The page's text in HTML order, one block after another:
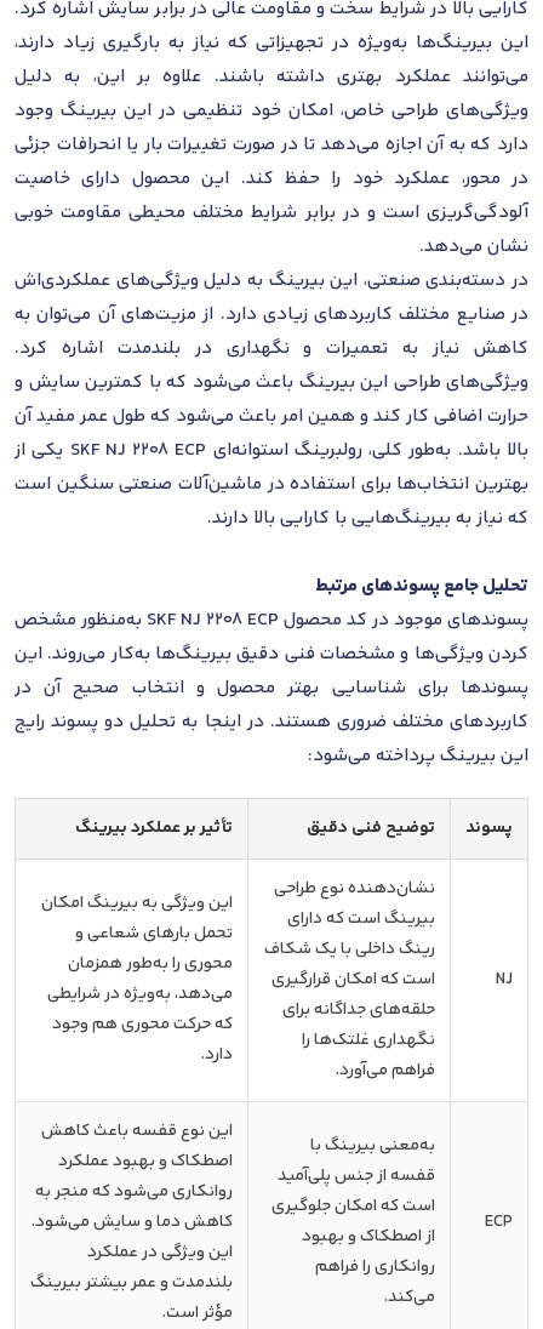
کارایی بالا در شرایط سخت و مقاومت عالی در برابر سایش اشاره کرد.
این بیرینگ‌ها به‌ویژه در تجهیزاتی که نیاز به بارگیری زیاد دارند،
می‌توانند عملکرد بهتری داشته باشند. علاوه بر این، به دلیل
ویژگی‌های طراحی خاص، امکان خود تنظیمی در این بیرینگ وجود
دارد که به آن اجازه می‌دهد تا در صورت تغییرات بار یا انحرافات جزئی
در محور، عملکرد خود را حفظ کند. این محصول دارای خاصیت
آلودگی‌گریزی است و در برابر شرایط مختلف محیطی مقاومت خوبی
نشان می‌دهد.
در دسته‌بندی صنعتی، این بیرینگ به دلیل ویژگی‌های عملکردی‌اش
در صنایع مختلف کاربردهای زیادی دارد. از مزیت‌های آن می‌توان به
کاهش نیاز به تعمیرات و نگهداری در بلندمدت اشاره کرد.
ویژگی‌های طراحی این بیرینگ باعث می‌شود که با کمترین سایش و
حرارت اضافی کار کند و همین امر باعث می‌شود که طول عمر مفید آن
بالا باشد. به‌طور کلی، رولبرینگ استوانه‌ای SKF NJ 2208 ECP یکی از
بهترین انتخاب‌ها برای استفاده در ماشین‌آلات صنعتی سنگین است
که نیاز به بیرینگ‌هایی با کارایی بالا دارند.
تحلیل جامع پسوندهای مرتبط
پسوندهای موجود در کد محصول SKF NJ 2208 ECP به‌منظور مشخص
کردن ویژگی‌ها و مشخصات فنی دقیق بیرینگ‌ها به‌کار می‌روند. این
پسوندها برای شناسایی بهتر محصول و انتخاب صحیح آن در
کاربردهای مختلف ضروری هستند. در اینجا به تحلیل دو پسوند رایج
این بیرینگ پرداخته می‌شود:
پسوند توضیح فنی دقیق تأثیر بر عملکرد بیرینگ
NJ
نشان‌دهنده نوع طراحی
بیرینگ است که دارای
رینگ داخلی با یک شکاف
است که امکان قرارگیری
حلقه‌های جداگانه برای
نگهداری غلتک‌ها را
فراهم می‌آورد.
این ویژگی به بیرینگ امکان
تحمل بارهای شعاعی و
محوری را به‌طور همزمان
می‌دهد، به‌ویژه در شرایطی
که حرکت محوری هم وجود
دارد.
ECP
به‌معنی بیرینگ با
قفسه از جنس پلی‌آمید
است که امکان جلوگیری
از اصطکاک و بهبود
روانکاری را فراهم
می‌کند.
این نوع قفسه باعث کاهش
اصطکاک و بهبود عملکرد
روانکاری می‌شود که منجر به
کاهش دما و سایش می‌شود.
این ویژگی در عملکرد
بلندمدت و عمر بیشتر بیرینگ
مؤثر است.